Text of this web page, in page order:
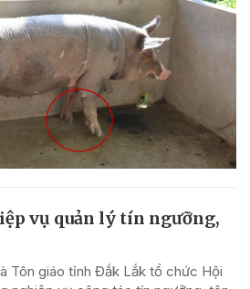
vụ quản lý tín ngưỡng,
Tôn giáo tỉnh Đắk Lắk tổ chức Hội